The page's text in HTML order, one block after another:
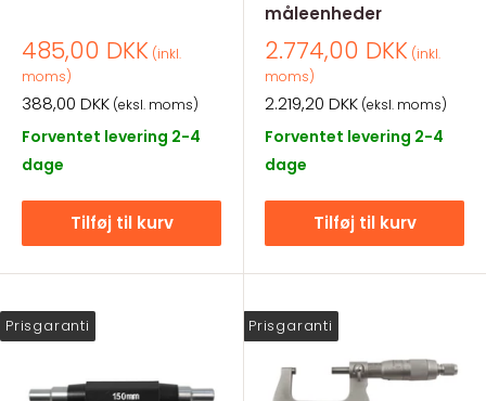
Salgspris
485,00 DKK (inkl.
moms)
Salgspris
388,00 DKK (eksl. moms)
Forventet levering 2-4
dage
Tilføj til kurv
måleenheder
Salgspris
2.774,00 DKK (inkl.
moms)
Salgspris
2.219,20 DKK (eksl. moms)
Forventet levering 2-4
dage
Tilføj til kurv
Prisgaranti Prisgaranti